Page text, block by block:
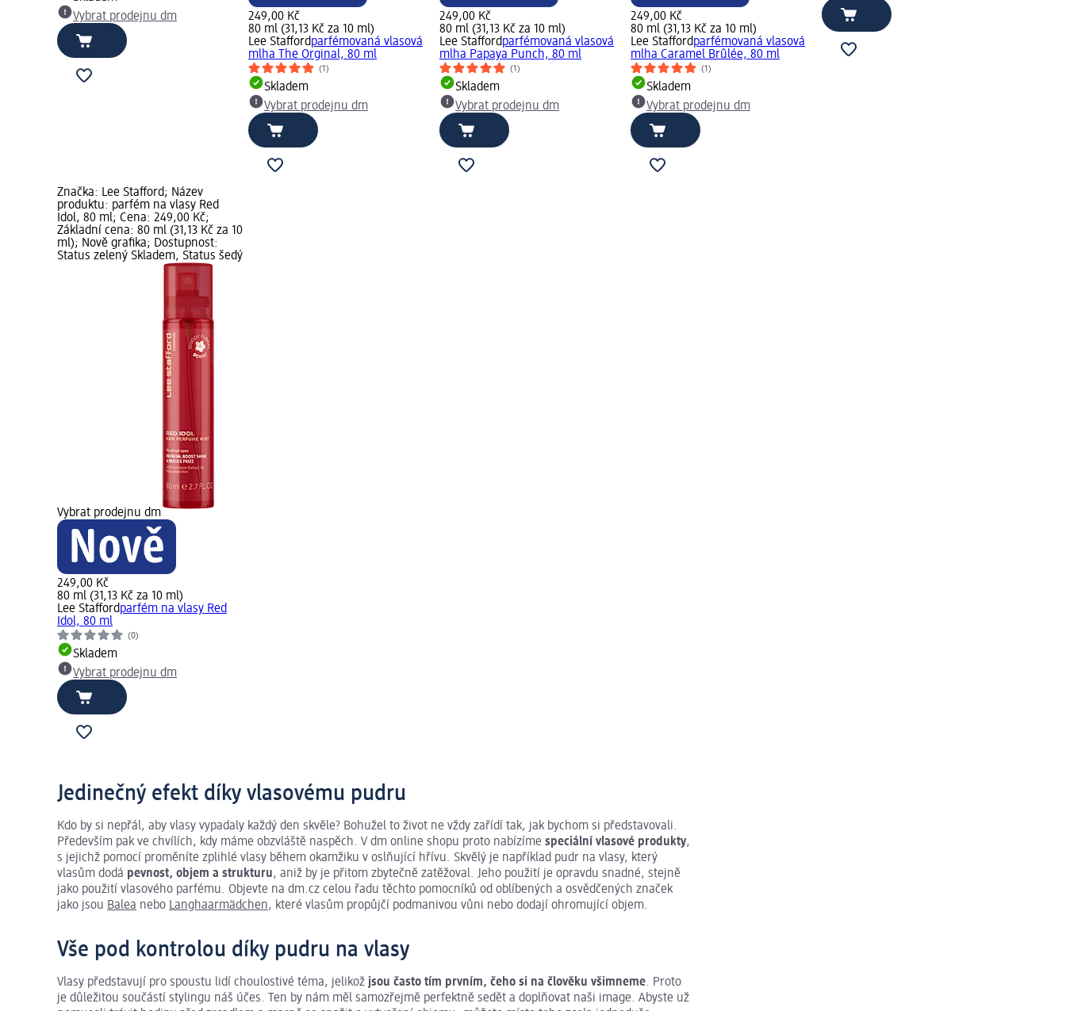
Vybrat prodejnu dm
249,00 Kč
80 ml (31,13 Kč za 10 ml)
Lee Staffordparfémovaná vlasová
mlha The Orginal, 80 ml
(1)
Skladem
Vybrat prodejnu dm
249,00 Kč
80 ml (31,13 Kč za 10 ml)
Lee Staffordparfémovaná vlasová
mlha Papaya Punch, 80 ml
(1)
Skladem
Vybrat prodejnu dm
249,00 Kč
80 ml (31,13 Kč za 10 ml)
Lee Staffordparfémovaná vlasová
mlha Caramel Brûlée, 80 ml
(1)
Skladem
Vybrat prodejnu dm
Značka: Lee Stafford; Název
produktu: parfém na vlasy Red
Idol, 80 ml; Cena: 249,00 Kč;
Základní cena: 80 ml (31,13 Kč za 10
ml); Nově grafika; Dostupnost:
Status zelený Skladem, Status šedý
Vybrat prodejnu dm
249,00 Kč
80 ml (31,13 Kč za 10 ml)
Lee Staffordparfém na vlasy Red
Idol, 80 ml
(0)
Skladem
Vybrat prodejnu dm
Jedinečný efekt díky vlasovému pudru
Kdo by si nepřál, aby vlasy vypadaly každý den skvěle? Bohužel to život ne vždy zařídí tak, jak bychom si představovali.
Především pak ve chvílích, kdy máme obzvláště naspěch. V dm online shopu proto nabízíme speciální vlasové produkty,
s jejichž pomocí proměníte zplihlé vlasy během okamžiku v oslňující hřívu. Skvělý je například pudr na vlasy, který
vlasům dodá pevnost, objem a strukturu, aniž by je přitom zbytečně zatěžoval. Jeho použití je opravdu snadné, stejně
jako použití vlasového parfému. Objevte na dm.cz celou řadu těchto pomocníků od oblíbených a osvědčených značek
jako jsou Balea nebo Langhaarmädchen, které vlasům propůjčí podmanivou vůni nebo dodají ohromující objem.
Vše pod kontrolou díky pudru na vlasy
Vlasy představují pro spoustu lidí choulostivé téma, jelikož jsou často tím prvním, čeho si na člověku všimneme. Proto
je důležitou součástí stylingu náš účes. Ten by nám měl samozřejmě perfektně sedět a doplňovat naši image. Abyste už